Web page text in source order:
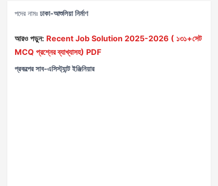
পদের নামঃ ঢাকা-আশুলিয়া নির্মাণ
আরও পড়ুন: Recent Job Solution 2025-2026 ( ১৩১+সেট
MCQ প্রশ্নের ব্যাখ্যাসহ) PDF
প্রকল্পের সাব-এসিস্ট্যান্ট ইঞ্জিনিয়ার